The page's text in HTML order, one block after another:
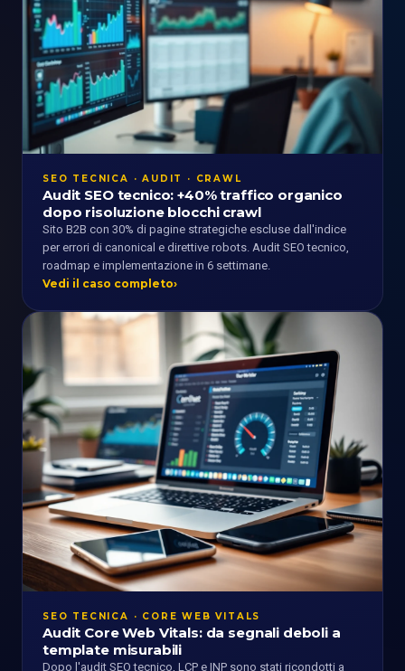
SEO TECNICA · AUDIT · CRAWL
Audit SEO tecnico: +40% traffico organico
dopo risoluzione blocchi crawl
Sito B2B con 30% di pagine strategiche escluse dall'indice
per errori di canonical e direttive robots. Audit SEO tecnico,
roadmap e implementazione in 6 settimane.
Vedi il caso completo
SEO TECNICA · CORE WEB VITALS
Audit Core Web Vitals: da segnali deboli a
template misurabili
Dopo l'audit SEO tecnico, LCP e INP sono stati ricondotti a